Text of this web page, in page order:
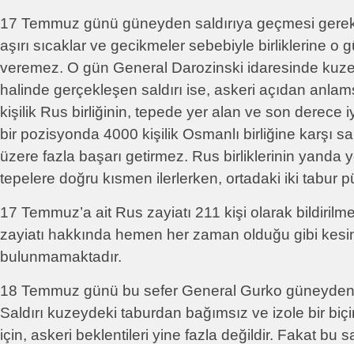
17 Temmuz günü güneyden saldırıya geçmesi
aşırı sıcaklar ve gecikmeler sebebiyle birliklerine o
veremez. O gün General Darozinski idaresinde
halinde gerçekleşen saldırı ise, askeri açıdan
kişilik Rus birliğinin, tepede yer alan ve son derece
bir pozisyonda 4000 kişilik Osmanlı birliğine karşı
üzere fazla başarı getirmez. Rus birliklerinin yanda
tepelere doğru kısmen ilerlerken, ortadaki iki tabur
17 Temmuz’a ait Rus zayiatı 211 kişi olarak
zayiatı hakkında hemen her zaman olduğu gibi
bulunmamaktadır.
18 Temmuz günü bu sefer General Gurko güneyden
Saldırı kuzeydeki taburdan bağımsız ve izole bir
için, askeri beklentileri yine fazla değildir. Fakat bu